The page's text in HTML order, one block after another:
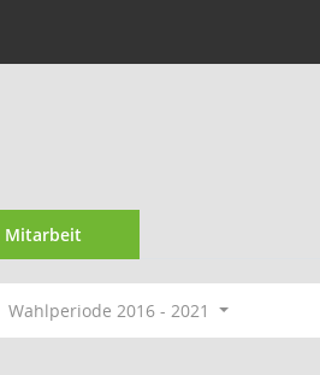
Mitarbeit
Wahlperiode 2016 - 2021